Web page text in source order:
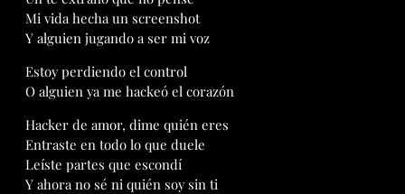
Mi vida hecha un screenshot
Y alguien jugando a ser mi voz
Estoy perdiendo el control
O alguien ya me hackeó el corazón
Hacker de amor, dime quién eres
Entraste en todo lo que duele
Leíste partes que escondí
Y ahora no sé ni quién soy sin ti